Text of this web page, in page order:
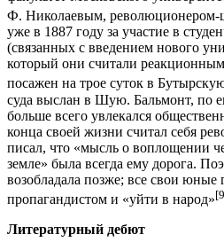
Ф. Николаевым, революционером-
уже в 1887 году за участие в
(связанных с введением нового
который они считали
посажен на трое суток в
суда выслан в Шую. Бальмонт, по
больше всего увлекался
конца своей жизни считал себя
писал, что «мысль о воплощении
земле» была всегда ему дорога.
возобладала позже; все свои юные
пропагандистом и «уйти в народ»
Литературный дебют